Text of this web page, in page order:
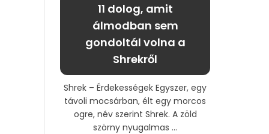
11 dolog, amit
álmodban sem
gondoltál volna a
Shrekről
Shrek – Érdekességek Egyszer, egy
távoli mocsárban, élt egy morcos
ogre, név szerint Shrek. A zöld
szörny nyugalmas ...